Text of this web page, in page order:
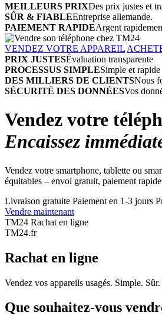
MEILLEURS PRIXDes prix justes et
SÛR & FIABLEEntreprise allemande.
PAIEMENT RAPIDEArgent
VENDEZ VOTRE APPAREIL
PRIX JUSTESÉvaluation transparente
PROCESSUS SIMPLESimple et rapide
DES MILLIERS DE CLIENTSNous
SÉCURITÉ DES DONNÉESVos
Vendez votre
Encaissez
Vendez votre smartphone, tablette ou
équitables – envoi gratuit, paiement
Livraison gratuite Paiement en 1-3 jours
Vendre maintenant
TM24 Rachat en ligne
TM24.fr
Rachat en ligne
Vendez vos appareils usagés. Simple.
Que souhaitez-vous